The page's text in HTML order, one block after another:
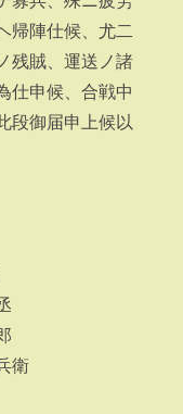
帰陣仕候、尤二
残賊、運送ノ諸
仕申候、合戦中
段御届申上候以
衛